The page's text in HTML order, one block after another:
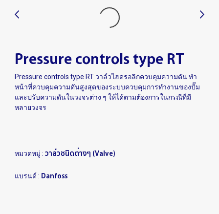
Pressure controls type RT
Pressure controls type RT วาล์วไฮดรอลิกควบคุมความดัน ทำ
หน้าที่ควบคุมความดันสูงสุดของระบบควบคุมการทำงานของปั๊ม
และปรับความดันในวงจรต่าง ๆ ให้ได้ตามต้องการในกรณีที่มี
หลายวงจร
หมวดหมู่ : วาล์วชนิดต่างๆ (Valve)
แบรนด์ : Danfoss